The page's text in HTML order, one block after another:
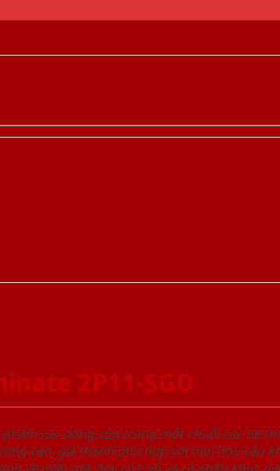
2P11-SGD
các dòng cửa trong một chuỗi các hệ
cao, giá thành phù hợp với mọi nhu cầu
về mẫu mã, loại cửa gỗ và cả phân khúc